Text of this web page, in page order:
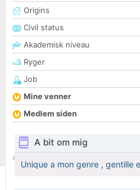
Origins
Civil status
Akademisk niveau
Ryger
Job
Mine venner
Medlem siden
A bit om mig
Unique a mon genre , gentille